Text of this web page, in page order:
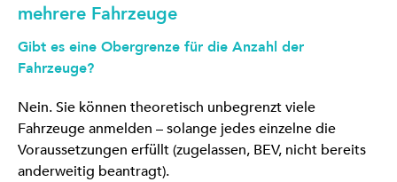
mehrere Fahrzeuge
Gibt es eine Obergrenze für die Anzahl der
Fahrzeuge?
Nein. Sie können theoretisch unbegrenzt viele
Fahrzeuge anmelden – solange jedes einzelne die
Voraussetzungen erfüllt (zugelassen, BEV, nicht bereits
anderweitig beantragt).